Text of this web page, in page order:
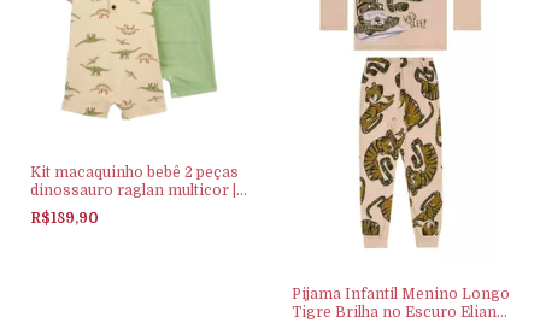
Kit macaquinho bebê 2 peças
dinossauro raglan multicor |
Carter's
R$189,90
Pijama Infantil Menino Longo
Tigre Brilha no Escuro Elian